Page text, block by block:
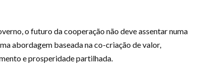
o futuro da cooperação não deve assentar numa
abordagem baseada na co-criação de valor,
e prosperidade partilhada.